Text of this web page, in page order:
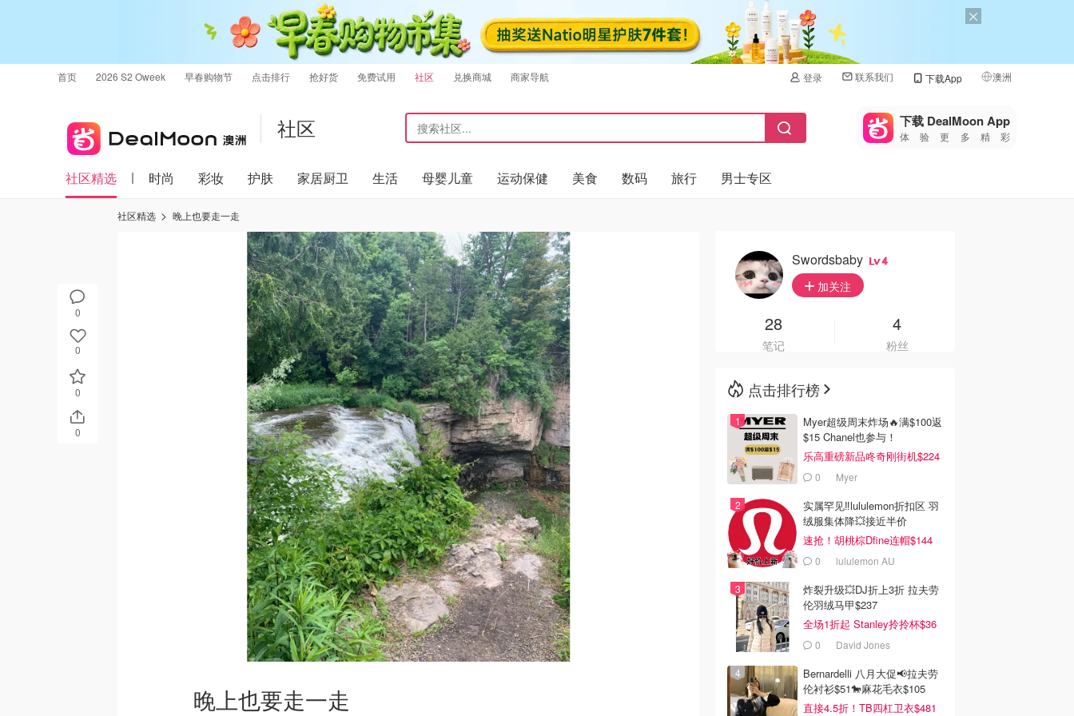
首页 2026 S2 Oweek 早春购物节 点击排行 抢好货 免费试用 社区 兑换商城 商家导航 登录 联系我们 下载App 澳洲
🇺🇸
🇨🇳 中国
🇦🇺
社区 下载 DealMoon App
体验更多精彩
社区精选 时尚 彩妆 护肤 家居厨卫 生活 母婴儿童 运动保健 美食 数码 旅行 男士专区
0
0
0
0
社区精选 晚上也要走一走
晚上也要走一走
Swordsbaby 4
加关注
28
笔记
4
粉丝
点击排行榜
Myer超级周末炸场🔥满$100返
$15 Chanel也参与！
乐高重磅新品咚奇刚街机$224
0 Myer
实属罕见‼️lululemon折扣区 羽
绒服集体降💥接近半价
速抢！胡桃棕Dfine连帽$144
0 lululemon AU
炸裂升级💥DJ折上3折 拉夫劳
伦羽绒马甲$237
全场1折起 Stanley拎拎杯$36
0 David Jones
Bernardelli 八月大促📢拉夫劳
伦衬衫$51🐎麻花毛衣$105
直接4.5折！TB四杠卫衣$481